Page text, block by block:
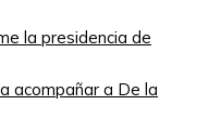
la presidencia de
acompañar a De la